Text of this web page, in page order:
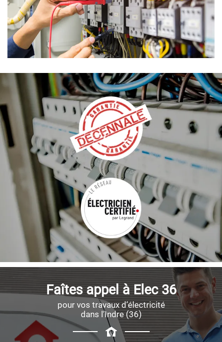
Faîtes appel à Elec 36
pour vos travaux d’électricité
dans l’Indre (36)